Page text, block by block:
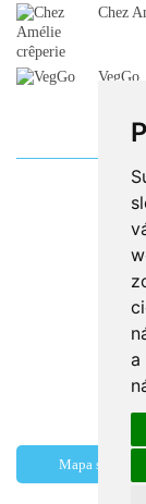
a
Chez
VegGo
Mapa stránok